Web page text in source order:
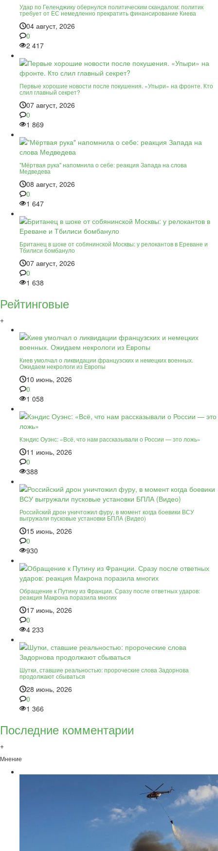
Удар по Геленджику обернулся политическим скандалом: политик
требует от ЕС немедленно прекратить финансирование Киева
04 август, 2026
0
2 417
Первые хорошие новости после покушения. «Упыри» на фронте. Кто
слил главный секрет?
07 август, 2026
0
1 869
"Мёртвая рука" напомнила о себе: реакция Запада на слова
Медведева
08 август, 2026
0
1 647
Британец в шоке от собянинской Москвы: у релокантов в Ереване и
Тбилиси бомбануло
07 август, 2026
0
1 638
Рейтинговые
+
Киев умолчал о ликвидации французских и немецких военных.
Ожидаем некрологи из Европы
10 июнь, 2026
0
1 058
Кэндис Оуэнс: «Всё, что нам рассказывали о России — это ложь»
11 июнь, 2026
0
388
Российский дрон уничтожил фуру, в момент когда боевики ВСУ
выгружали пусковые установки БПЛА (Видео)
15 июнь, 2026
0
930
Обращение к Путину из Франции. Сразу после ответных ударов:
реакция Макрона поразила многих
17 июнь, 2026
0
4 233
Шутки, ставшие реальностью: пророческие слова Задорнова
продолжают сбываться
28 июнь, 2026
0
1 366
Последние комментарии
+
Мнение